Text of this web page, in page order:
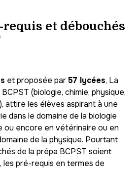
et débouchés
et proposée par57 lycées, La
(biologie, chimie, physique,
attire les élèves aspirant à une
dans le domaine de la biologie
ou encore en vétérinaire ou en
de la physique. Pourtant
de la prépa BCPST soient
les pré-requis en termes de